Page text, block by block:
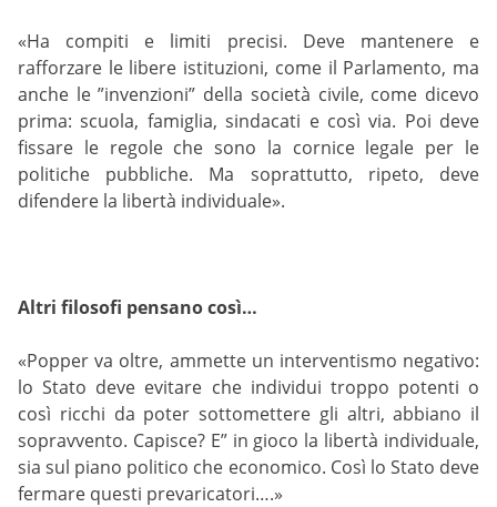
«Ha compiti e limiti precisi. Deve mantenere e
rafforzare le libere istituzioni, come il Parlamento, ma
anche le ”invenzioni” della società civile, come dicevo
prima: scuola, famiglia, sindacati e così via. Poi deve
fissare le regole che sono la cornice legale per le
politiche pubbliche. Ma soprattutto, ripeto, deve
difendere la libertà individuale».
Altri filosofi pensano così…
«Popper va oltre, ammette un interventismo negativo:
lo Stato deve evitare che individui troppo potenti o
così ricchi da poter sottomettere gli altri, abbiano il
sopravvento. Capisce? E” in gioco la libertà individuale,
sia sul piano politico che economico. Così lo Stato deve
fermare questi prevaricatori….»